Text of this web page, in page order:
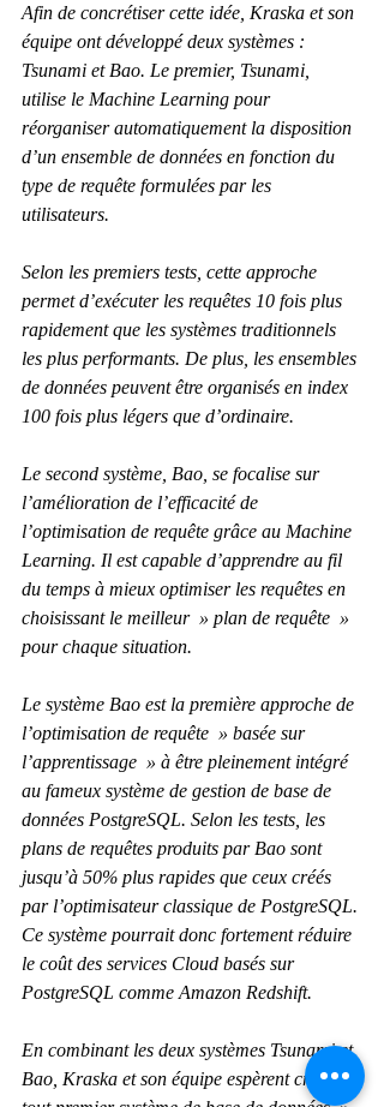
Afin de concrétiser cette idée, Kraska et son
équipe ont développé deux systèmes :
Tsunami et Bao. Le premier, Tsunami,
utilise le Machine Learning pour
réorganiser automatiquement la disposition
d’un ensemble de données en fonction du
type de requête formulées par les
utilisateurs.
Selon les premiers tests, cette approche
permet d’exécuter les requêtes 10 fois plus
rapidement que les systèmes traditionnels
les plus performants. De plus, les ensembles
de données peuvent être organisés en index
100 fois plus légers que d’ordinaire.
Le second système, Bao, se focalise sur
l’amélioration de l’efficacité de
l’optimisation de requête grâce au Machine
Learning. Il est capable d’apprendre au fil
du temps à mieux optimiser les requêtes en
choisissant le meilleur  » plan de requête  »
pour chaque situation.
Le système Bao est la première approche de
l’optimisation de requête  » basée sur
l’apprentissage  » à être pleinement intégré
au fameux système de gestion de base de
données PostgreSQL. Selon les tests, les
plans de requêtes produits par Bao sont
jusqu’à 50% plus rapides que ceux créés
par l’optimisateur classique de PostgreSQL.
Ce système pourrait donc fortement réduire
le coût des services Cloud basés sur
PostgreSQL comme Amazon Redshift.
En combinant les deux systèmes Tsunami et
Bao, Kraska et son équipe espèrent créer le